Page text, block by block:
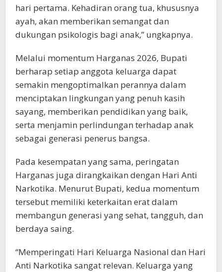
hari pertama. Kehadiran orang tua, khususnya
ayah, akan memberikan semangat dan
dukungan psikologis bagi anak,” ungkapnya.
Melalui momentum Harganas 2026, Bupati
berharap setiap anggota keluarga dapat
semakin mengoptimalkan perannya dalam
menciptakan lingkungan yang penuh kasih
sayang, memberikan pendidikan yang baik,
serta menjamin perlindungan terhadap anak
sebagai generasi penerus bangsa.
Pada kesempatan yang sama, peringatan
Harganas juga dirangkaikan dengan Hari Anti
Narkotika. Menurut Bupati, kedua momentum
tersebut memiliki keterkaitan erat dalam
membangun generasi yang sehat, tangguh, dan
berdaya saing.
“Memperingati Hari Keluarga Nasional dan Hari
Anti Narkotika sangat relevan. Keluarga yang